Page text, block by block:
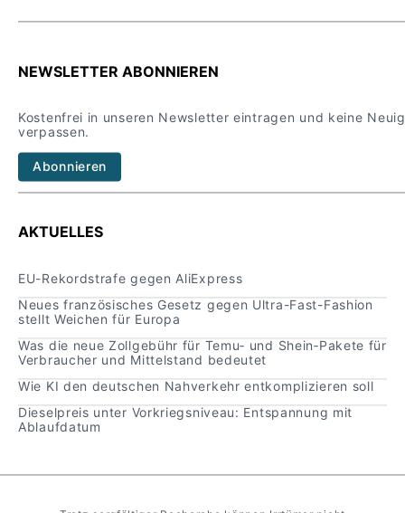
NEWSLETTER ABONNIEREN
Kostenfrei in unseren Newsletter eintragen und keine
verpassen.
Abonnieren
AKTUELLES
EU-Rekordstrafe gegen AliExpress
Neues französisches Gesetz gegen Ultra-Fast-Fashion
stellt Weichen für Europa
Was die neue Zollgebühr für Temu‑ und Shein‑Pakete für
Verbraucher und Mittelstand bedeutet
Wie KI den deutschen Nahverkehr entkomplizieren soll
Dieselpreis unter Vorkriegsniveau: Entspannung mit
Ablaufdatum